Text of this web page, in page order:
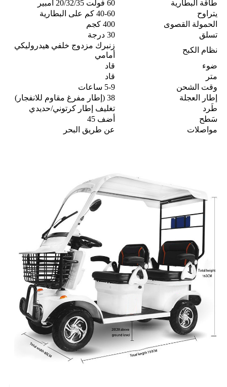
طاقة البطارية
60 فولت 20/32/35 أمبير
يتراوح
40-60 كم على البطارية
الحمولة القصوى
400 كجم
تسلق
30 درجة
نظام الكبح
زنبرك مزدوج خلفي هيدروليكي
أمامي
ضوء
قاد
متر
قاد
وقت الشحن
5-9 ساعات
إطار العجلة
38 (إطار مفرغ مقاوم للانفجار)
طَرد
تغليف إطار كرتوني/حديدي
سَطح
أضف 45
مواصلات
عن طريق البحر